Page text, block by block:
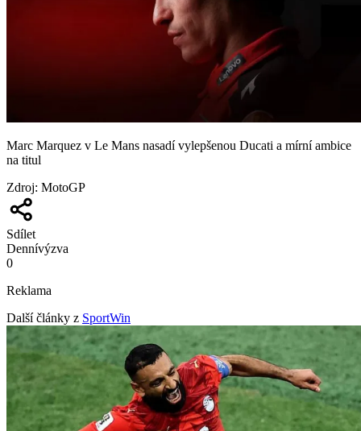
Marc Marquez v Le Mans nasadí vylepšenou Ducati a mírní ambice
na titul
Zdroj: MotoGP
Sdílet
Dennívýzva
0
Reklama
Další články z SportWin